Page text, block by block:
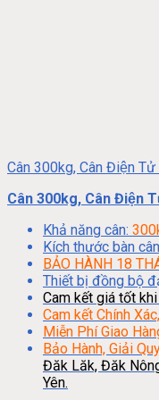
Cân 300kg, Cân Điện
Cân 300kg, Cân Điện
Khả năng cân:
Kích thước bàn
BẢO HÀNH 18
Thiết bị đồng bộ
Cam kết giá tốt
Cam kết Chính
Miễn Phí Giao
Bảo Hành, Giải
Đăk Lăk, Đăk
Yên.